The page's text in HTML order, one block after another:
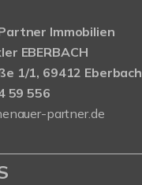
Immobilien
EBERBACH
1/1, 69412 Eberbach
59 556
partner.de